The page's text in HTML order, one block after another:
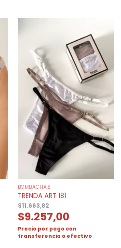
BOMBACHAS
TRENDA ART 181
$11.663,82
$9.257,00
Precio por pago con
transferencia o efectivo